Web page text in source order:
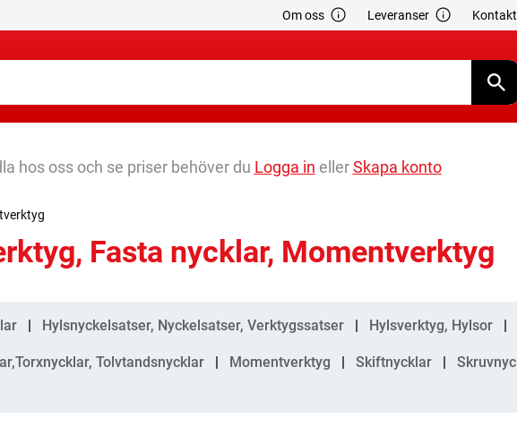
Om oss Leveranser Kontakt
hos oss och se priser behöver du Logga in ellerSkapa konto
Fasta nycklar, Momentverktyg
Hylsnyckelsatser, Nyckelsatser, Verktygssatser Hylsverktyg, Hylsor
Tolvtandsnycklar Momentverktyg Skiftnycklar